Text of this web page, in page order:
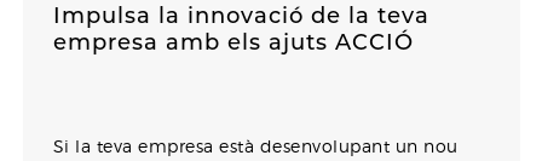
Impulsa la innovació de la teva
empresa amb els ajuts ACCIÓ
Si la teva empresa està desenvolupant un nou